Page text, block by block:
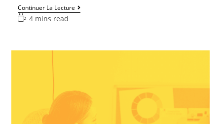
Continuer La Lecture
4 mins read